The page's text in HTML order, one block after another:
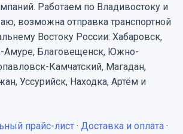
Работаем по Владивостоку и
возможна отправка транспортной
Востоку России: Хабаровск,
Амуре, Благовещенск, Южно-
Камчатский, Магадан,
Уссурийск, Находка, Артём и
прайс-лист · Доставка и оплата ·